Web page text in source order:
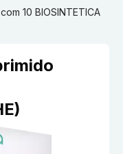
10 BIOSINTETICA